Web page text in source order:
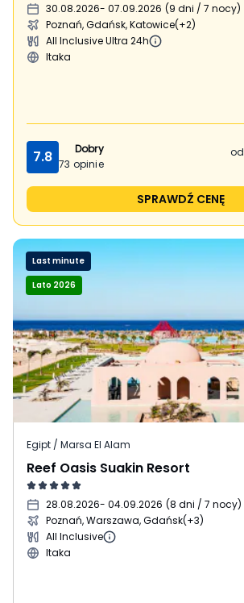
30.08.2026- 07.09.2026 (9 dni / 7 nocy)
Poznań, Gdańsk, Katowice(+2)
All Inclusive Ultra 24h
Itaka
7.8
Dobry
73 opinie
od
SPRAWDŹ CENĘ
Last minute
Lato 2026
Egipt / Marsa El Alam
Reef Oasis Suakin Resort
28.08.2026- 04.09.2026 (8 dni / 7 nocy)
Poznań, Warszawa, Gdańsk(+3)
All Inclusive
Itaka